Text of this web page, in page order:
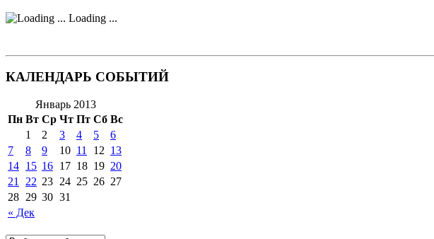
Loading ...
КАЛЕНДАРЬ СОБЫТИЙ
Январь 2013
Пн Вт Ср Чт Пт Сб Вс
« Дек
1 2 3 4 5
6
7
8 9 10 11 12 13
14 15 16 17 18 19 20
21
22 23 24 25 26 27
28 29 30 31